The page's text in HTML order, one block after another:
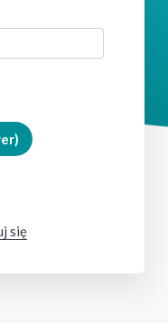
się